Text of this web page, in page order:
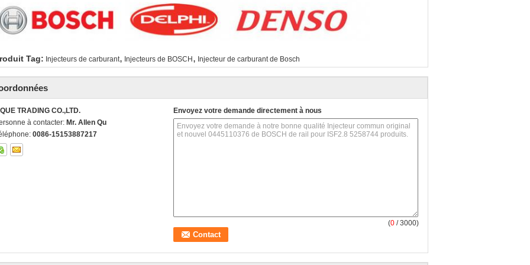
Tag: Injecteurs de carburant, Injecteurs de BOSCH , Injecteur de carburant de Bosch
TRADING CO.,LTD.
à contacter: Mr. Allen Qu
0086-15153887217
Envoyez votre demande directement à nous
(0 / 3000)